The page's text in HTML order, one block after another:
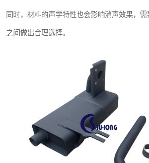
同时，材料的声学特性也会影响消声效果，
之间做出合理选择。